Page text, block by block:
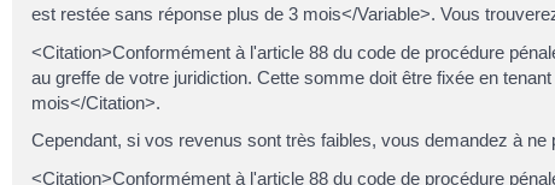
est restée sans réponse plus de 3 mois</Variable>. Vous
<Citation>Conformément à l'article 88 du code de procédure
au greffe de votre juridiction. Cette somme doit être fixée en
mois</Citation>.
Cependant, si vos revenus sont très faibles, vous demandez à
<Citation>Conformément à l'article 88 du code de procédure